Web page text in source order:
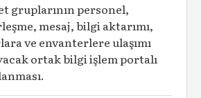
gruplarının personel,
mesaj, bilgi aktarımı,
ve envanterlere ulaşımı
ortak bilgi işlem portalı